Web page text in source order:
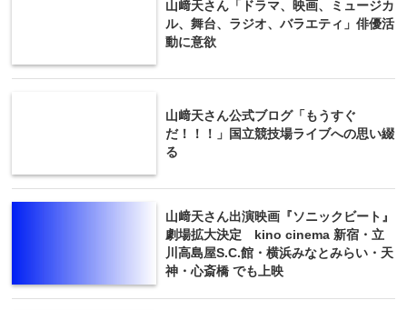
山﨑天さん「ドラマ、映画、ミュージカ
ル、舞台、ラジオ、バラエティ」俳優活
動に意欲
山﨑天さん公式ブログ「もうすぐ
だ！！！」国立競技場ライブへの思い綴
る
山﨑天さん出演映画『ソニックビート』
劇場拡大決定 kino cinema 新宿・立
川高島屋S.C.館・横浜みなとみらい・天
神・心斎橋 でも上映